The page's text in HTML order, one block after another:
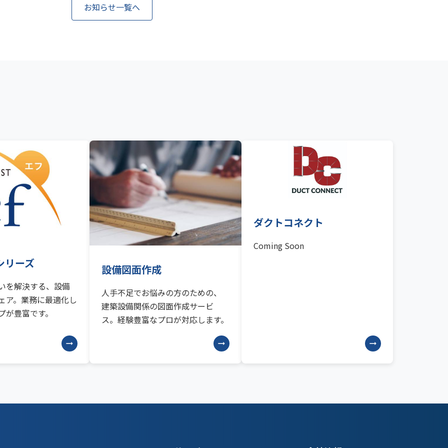
お知らせ一覧へ
リーズ
を解決する、設備
ア。業務に最適化し
豊富です。
arrow_right_alt
設備図面作成
人手不足でお悩みの方のための、
建築設備関係の図面作成サービ
ス。経験豊富なプロが対応します。
arrow_right_alt
ダクトコネクト
Coming Soon
arrow_right_alt